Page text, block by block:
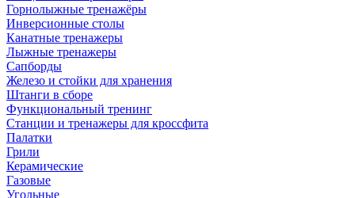
Горнолыжные тренажёры
Инверсионные столы
Канатные тренажеры
Лыжные тренажеры
Сапборды
Железо и стойки для хранения
Штанги в сборе
Функциональный тренинг
Станции и тренажеры для кроссфита
Палатки
Грили
Керамические
Газовые
Угольные